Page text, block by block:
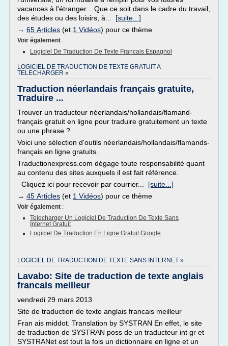
vacances à l'étranger... Que ce soit dans le cadre du travail,
des études ou des loisirs, à... [suite...]
→ 65 Articles (et 1 Vidéos) pour ce thème
Voir également :
Logiciel De Traduction De Texte Francais Espagnol
LOGICIEL DE TRADUCTION DE TEXTE GRATUIT A
TELECHARGER »
Traduction néerlandais français gratuite,
Traduire ...
Trouver un traducteur néerlandais/hollandais/flamand-
français gratuit en ligne pour traduire gratuitement un texte
ou une phrase ?
Voici une sélection d'outils néerlandais/hollandais/flamands-
français en ligne gratuits.
Traductionexpress.com dégage toute responsabilité quant
au contenu des sites auxquels il est fait référence.
Cliquez ici pour recevoir par courrier... [suite...]
→ 45 Articles (et 1 Vidéos) pour ce thème
Voir également :
Telecharger Un Logiciel De Traduction De Texte Sans
Internet Gratuit
Logiciel De Traduction En Ligne Gratuit Google
LOGICIEL DE TRADUCTION DE TEXTE SANS INTERNET »
Lavabo: Site de traduction de texte anglais
francais meilleur
vendredi 29 mars 2013
Site de traduction de texte anglais francais meilleur
Fran ais middot. Translation by SYSTRAN En effet, le site
de traduction de SYSTRAN poss de un traducteur int gr et
SYSTRANet est tout la fois un dictionnaire en ligne et un